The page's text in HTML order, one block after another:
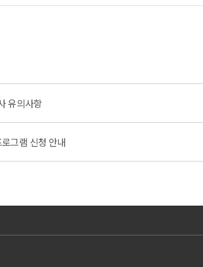
유의사항
그램 신청 안내